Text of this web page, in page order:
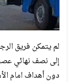
لم يتمكن فريق
إلى نصف نهائي
دون أهداف امام